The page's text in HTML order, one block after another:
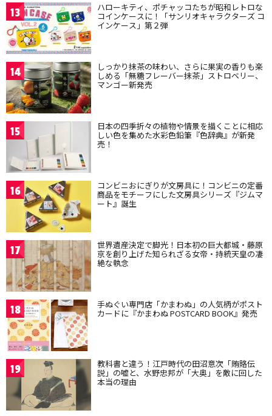
13 ハローキティ、ポチャッコたちが昭和レトロな
コインケースに！「サンリオキャラクターズ コ
インケース」第２弾
14 しっかり抹茶の味わい、さらに果実の香りも楽
しめる「無糖フレーバー抹茶」ストロベリー、
マンゴー新発売
15 日本の四季折々の植物や情景を描くことに相応
しい色を集めた水彩色鉛筆『色辞典』が新発
売！
16 コンビニおにぎりが文房具に！コンビニの定番
商品をモチーフにした文房具シリーズ『ジムマ
ート』誕生
17 世界遺産決定で脚光！日本初の巨大都城・藤原
京を創り上げた知られざる女帝・持統天皇の凄
絶な執念
18 手ぬぐい専門店「かまわぬ」の人気柄がポスト
カードに『かまわぬ POSTCARD BOOK』発売
19 教科書と違う！江戸時代の田沼意次「賄賂伝
説」の嘘と、水野忠邦が「大奥」を敵に回した
本当の理由